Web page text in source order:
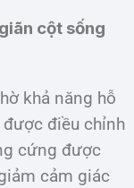
cột sống
khả năng hỗ
điều chỉnh
cứng được
cảm giác